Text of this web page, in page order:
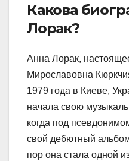
Какова
Лорак?
Анна Лорак,
Мирославовна
1979 года в Киеве,
начала свою
когда под
свой дебютный
пор она стала одной